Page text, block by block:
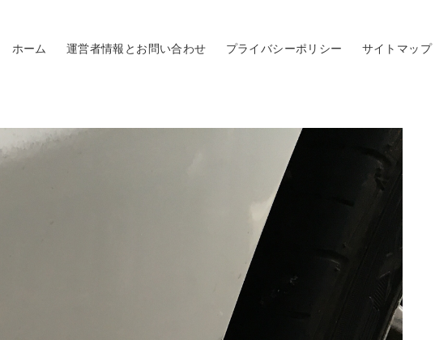
ホーム 運営者情報とお問い合わせ プライバシーポリシー サイトマップ